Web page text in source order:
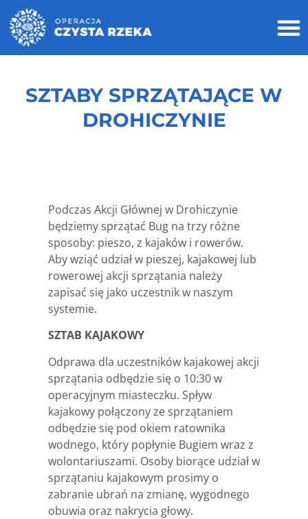
SZTABY SPRZĄTAJĄCE W
DROHICZYNIE
Podczas Akcji Głównej w Drohiczynie
będziemy sprzątać Bug na trzy różne
sposoby: pieszo, z kajaków i rowerów.
Aby wziąć udział w pieszej, kajakowej lub
rowerowej akcji sprzątania należy
zapisać się jako uczestnik w naszym
systemie.
SZTAB KAJAKOWY
Odprawa dla uczestników kajakowej akcji
sprzątania odbędzie się o 10:30 w
operacyjnym miasteczku. Spływ
kajakowy połączony ze sprzątaniem
odbędzie się pod okiem ratownika
wodnego, który popłynie Bugiem wraz z
wolontariuszami. Osoby biorące udział w
sprzątaniu kajakowym prosimy o
zabranie ubrań na zmianę, wygodnego
obuwia oraz nakrycia głowy.